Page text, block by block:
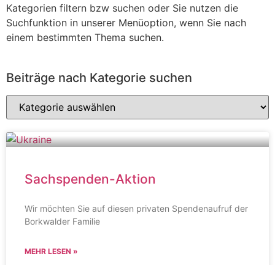
Kategorien filtern bzw suchen oder Sie nutzen die
Suchfunktion in unserer Menüoption, wenn Sie nach
einem bestimmten Thema suchen.
Beiträge nach Kategorie suchen
Sachspenden-Aktion
Wir möchten Sie auf diesen privaten Spendenaufruf der
Borkwalder Familie
MEHR LESEN »